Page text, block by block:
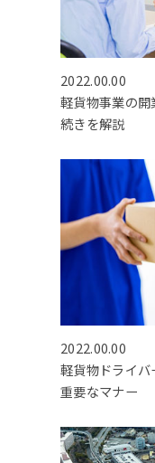
2022.00.00
軽貨物事業の
続きを解説
2022.00.00
軽貨物ドライ
重要なマナー